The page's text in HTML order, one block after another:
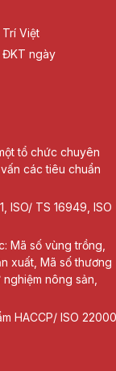
Việt
ĐKT ngày
tổ chức chuyên
các tiêu chuẩn
ISO/ TS 16949, ISO
Mã số vùng trồng,
xuất, Mã số thương
nông sản,
HACCP/ ISO